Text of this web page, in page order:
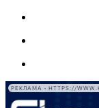
РЕКЛАМА • HTTPS://